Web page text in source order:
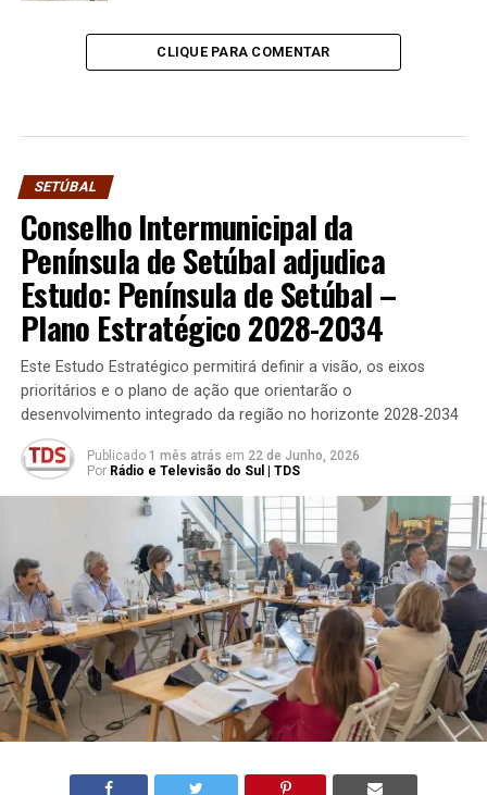
CLIQUE PARA COMENTAR
SETÚBAL
Conselho Intermunicipal da
Península de Setúbal adjudica
Estudo: Península de Setúbal –
Plano Estratégico 2028-2034
Este Estudo Estratégico permitirá definir a visão, os eixos
prioritários e o plano de ação que orientarão o
desenvolvimento integrado da região no horizonte 2028‐2034
Publicado 1 mês atrás em 22 de Junho, 2026
Por Rádio e Televisão do Sul | TDS